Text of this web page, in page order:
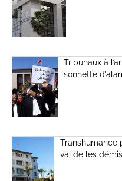
Tribunaux à
sonnette
Transhumance
valide les